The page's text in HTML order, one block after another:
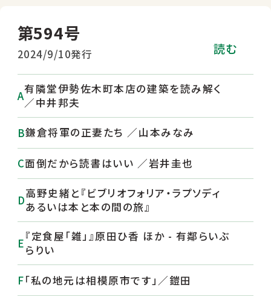
第594号
2024/9/10発行 読む
有隣堂伊勢佐木町本店の建築を読み解く
／中井邦夫
鎌倉将軍の正妻たち ／山本みなみ
面倒だから読書はいい ／岩井圭也
高野史緒と『ビブリオフォリア・ラプソディ
あるいは本と本の間の旅』
『定食屋「雑」』原田ひ香 ほか - 有鄰らいぶ
らりい
「私の地元は相模原市です」／鎧田